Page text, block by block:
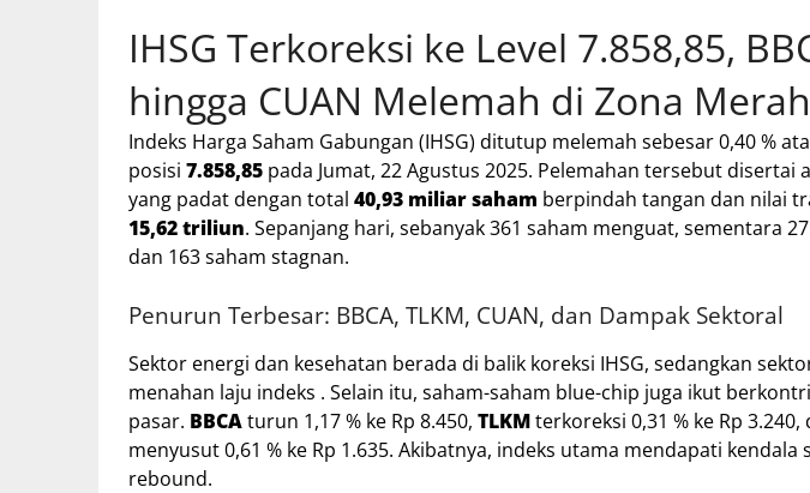
IHSG Terkoreksi ke Level 7.858,85,
hingga CUAN Melemah di Zona Merah
Indeks Harga Saham Gabungan (IHSG) ditutup melemah sebesar 0,40 %
posisi 7.858,85 pada Jumat, 22 Agustus 2025. Pelemahan tersebut disertai
yang padat dengan total 40,93 miliar saham berpindah tangan dan nilai
15,62 triliun. Sepanjang hari, sebanyak 361 saham menguat, sementara
dan 163 saham stagnan.
Penurun Terbesar: BBCA, TLKM, CUAN, dan Dampak Sektoral
Sektor energi dan kesehatan berada di balik koreksi IHSG, sedangkan
menahan laju indeks . Selain itu, saham-saham blue-chip juga ikut
pasar. BBCAturun 1,17 % ke Rp 8.450, TLKMterkoreksi 0,31 % ke Rp 3.240,
menyusut 0,61 % ke Rp 1.635. Akibatnya, indeks utama mendapati kendala
rebound.